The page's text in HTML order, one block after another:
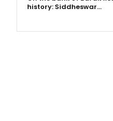
history: Siddheswar…